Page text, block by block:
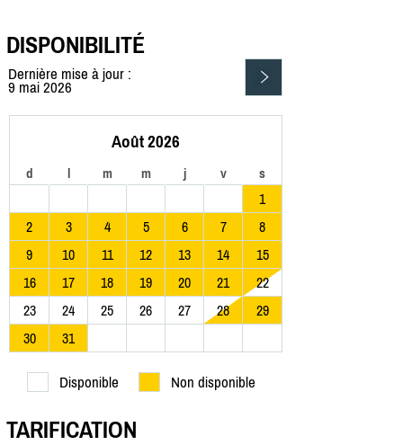
DISPONIBILITÉ
Dernière mise à jour :
9 mai 2026
Août 2026
d l m m j v s
1
2
3 4 5 6 7
8
9
10 11 12 13 14
15
16
17 18 19 20 21
22
23
24 25 26 27 28
29
30
31
Disponible Non disponible
TARIFICATION